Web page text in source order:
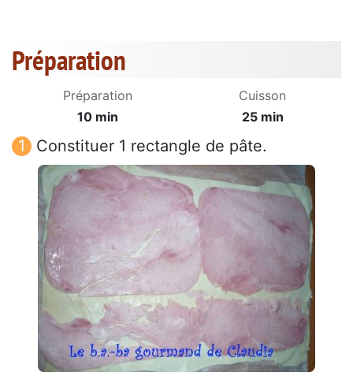
Préparation
Préparation
10 min
Cuisson
25 min
Constituer 1 rectangle de pâte.